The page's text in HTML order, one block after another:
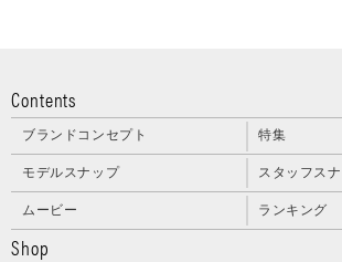
Contents
ブランドコンセプト 特集
モデルスナップ スタッフス
ムービー ランキング
Shop